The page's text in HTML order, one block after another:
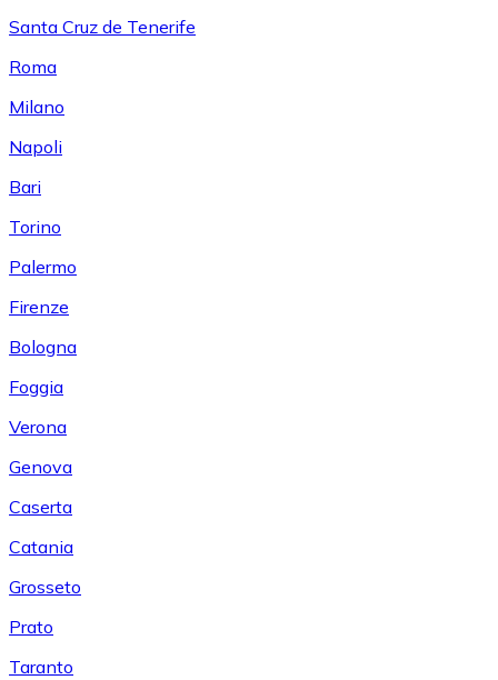
Santa Cruz de Tenerife
Roma
Milano
Napoli
Bari
Torino
Palermo
Firenze
Bologna
Foggia
Verona
Genova
Caserta
Catania
Grosseto
Prato
Taranto